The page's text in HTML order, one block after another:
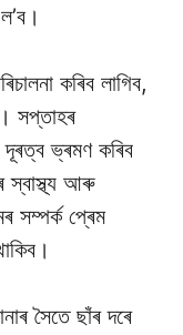
কৰিব লাগিব,
সপ্তাহৰ
দূৰত্ব ভ্ৰমণ কৰিব
স্বাস্থ্য আৰু
সম্পৰ্ক প্ৰেম
সৈতে ছাঁৰ দৰে